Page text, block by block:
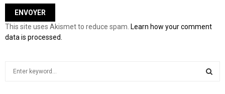
This site uses Akismet to reduce spam. Learn how your comment
data is processed.